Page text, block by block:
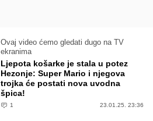
Ovaj video ćemo gledati dugo na TV
ekranima
Ljepota košarke je stala u potez
Hezonje: Super Mario i njegova
trojka će postati nova uvodna
špica!
1 23.01.25. 23:36